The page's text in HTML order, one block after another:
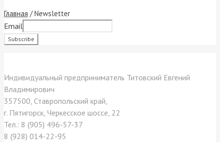
Главная / Newsletter
Email
Индивидуальный предприниматель Титовский Евгений
Владимирович
357500, Ставропольский край,
г. Пятигорск, Черкесское шоссе, 22
Тел.: 8 (905) 496-57-37
8 (928) 014-22-95